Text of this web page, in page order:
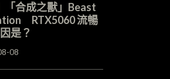
「合成之獸」Beast
RTX5060 流暢
是？
08